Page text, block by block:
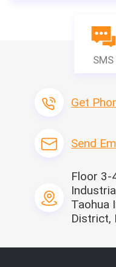
二重および3つのシス
1:高速及び高出力
3:容易な操作、編むシス
主要な特徴
3システムが付いてい
パターンを、移動達成
SMS
Get
Send
Floor 3-
Taohua
District,